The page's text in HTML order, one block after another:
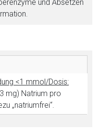
und Absetzen
<1 mmol/Dosis:
mg) Natrium pro
„natriumfrei“.